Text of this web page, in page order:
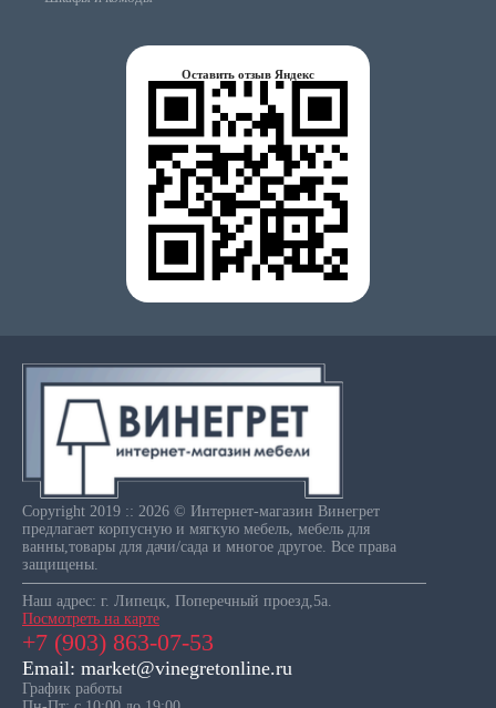
Оставить отзыв Яндекс
Copyright 2019 :: 2026 © Интернет-магазин Винегрет
предлагает корпусную и мягкую мебель, мебель для
ванны,товары для дачи/сада и многое другое. Все права
защищены.
Наш адрес: г. Липецк, Поперечный проезд,5а.
Посмотреть на карте
+7 (903) 863-07-53
Email: market@vinegretonline.ru
График работы